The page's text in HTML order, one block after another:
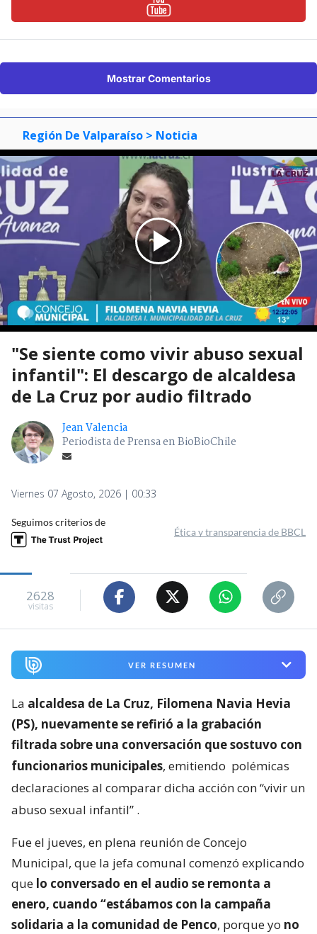
Mostrar Comentarios
Región De Valparaíso > Noticia
"Se siente como vivir abuso sexual
infantil": El descargo de alcaldesa
de La Cruz por audio filtrado
Jean Valencia
Periodista de Prensa en BioBioChile
Viernes 07 Agosto, 2026 | 00:33
Seguimos criterios de
Ética y transparencia de BBCL
2628
visitas
VER RESUMEN
La alcaldesa de La Cruz, Filomena Navia Hevia
(PS), nuevamente se refirió a la grabación
filtrada sobre una conversación que sostuvo con
funcionarios municipales, emitiendo polémicas
declaraciones al comparar dicha acción con “vivir un
abuso sexual infantil” .
Fue el jueves, en plena reunión de Concejo
Municipal, que la jefa comunal comenzó explicando
que lo conversado en el audio se remonta a
enero, cuando “estábamos con la campaña
solidaria a la comunidad de Penco, porque yo no